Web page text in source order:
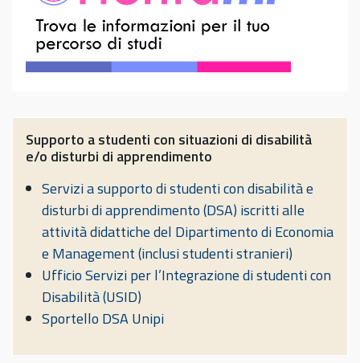
Supporto a studenti con situazioni di disabilità
e/o disturbi di apprendimento
Servizi a supporto di studenti con disabilità e
disturbi di apprendimento (DSA) iscritti alle
attività didattiche del Dipartimento di Economia
e Management (inclusi studenti stranieri)
Ufficio Servizi per l’Integrazione di studenti con
Disabilità (USID)
Sportello DSA Unipi